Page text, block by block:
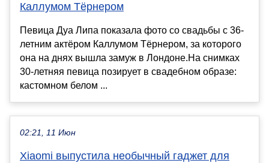
Каллумом Тёрнером
Певица Дуа Липа показала фото со свадьбы с 36-
летним актёром Каллумом Тёрнером, за которого
она на днях вышла замуж в Лондоне.На снимках
30-летняя певица позирует в свадебном образе:
кастомном белом ...
02:21, 11 Июн
Xiaomi выпустила необычный гаджет для